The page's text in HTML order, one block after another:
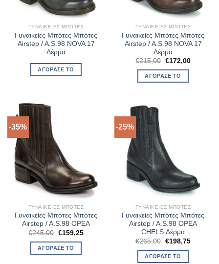
ΓΥΝΑΙΚΕΊΕΣ ΜΠΌΤΕΣ
Γυναικείες Μπότες Μπότες
Airstep / A.S.98 NOVA 17
Δέρμα
ΑΓΌΡΑΣΈ ΤΟ
ΓΥΝΑΙΚΕΊΕΣ ΜΠΌΤΕΣ
Γυναικείες Μπότες Μπότες
Airstep / A.S.98 NOVA 17
Δέρμα
€215,00 Original
was:
€215,00.
€172,00Η
ΑΓΌΡΑΣΈ ΤΟ
-35%
ΓΥΝΑΙΚΕΊΕΣ ΜΠΌΤΕΣ
Γυναικείες Μπότες Μπότες
Airstep / A.S.98 OPEA
€245,00 Original
was:
€245,00.
€159,25Η
ΑΓΌΡΑΣΈ ΤΟ
-25%
ΓΥΝΑΙΚΕΊΕΣ ΜΠΌΤΕΣ
Γυναικείες Μπότες Μπότες
Airstep / A.S.98 OPEA
CHELS Δέρμα
€265,00 Original
was:
€265,00.
€198,75Η
ΑΓΌΡΑΣΈ ΤΟ